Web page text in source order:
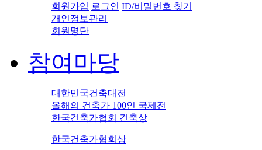
회원가입 로그인 ID/비밀번호 찾기
개인정보관리
회원명단
참여마당
대한민국건축대전
올해의 건축가 100인 국제전
한국건축가협회 건축상
한국건축가협회상